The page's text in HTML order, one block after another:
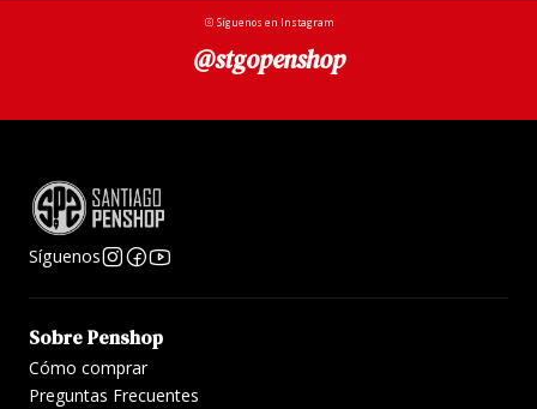
Síguenos en Instagram
@stgopenshop
Síguenos
Sobre Penshop
Cómo comprar
Preguntas Frecuentes